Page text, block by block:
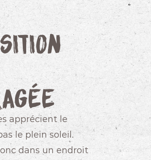
apprécient le
le plein soleil.
dans un endroit